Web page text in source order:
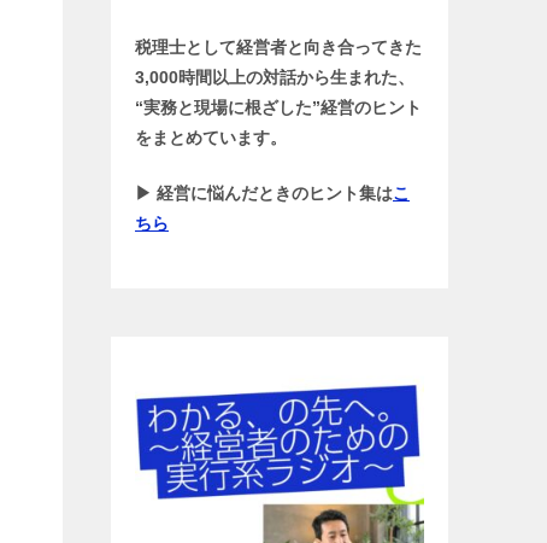
税理士として経営者と向き合ってきた
3,000時間以上の対話から生まれた、
“実務と現場に根ざした”経営のヒント
をまとめています。
▶ 経営に悩んだときのヒント集はこ
ちら